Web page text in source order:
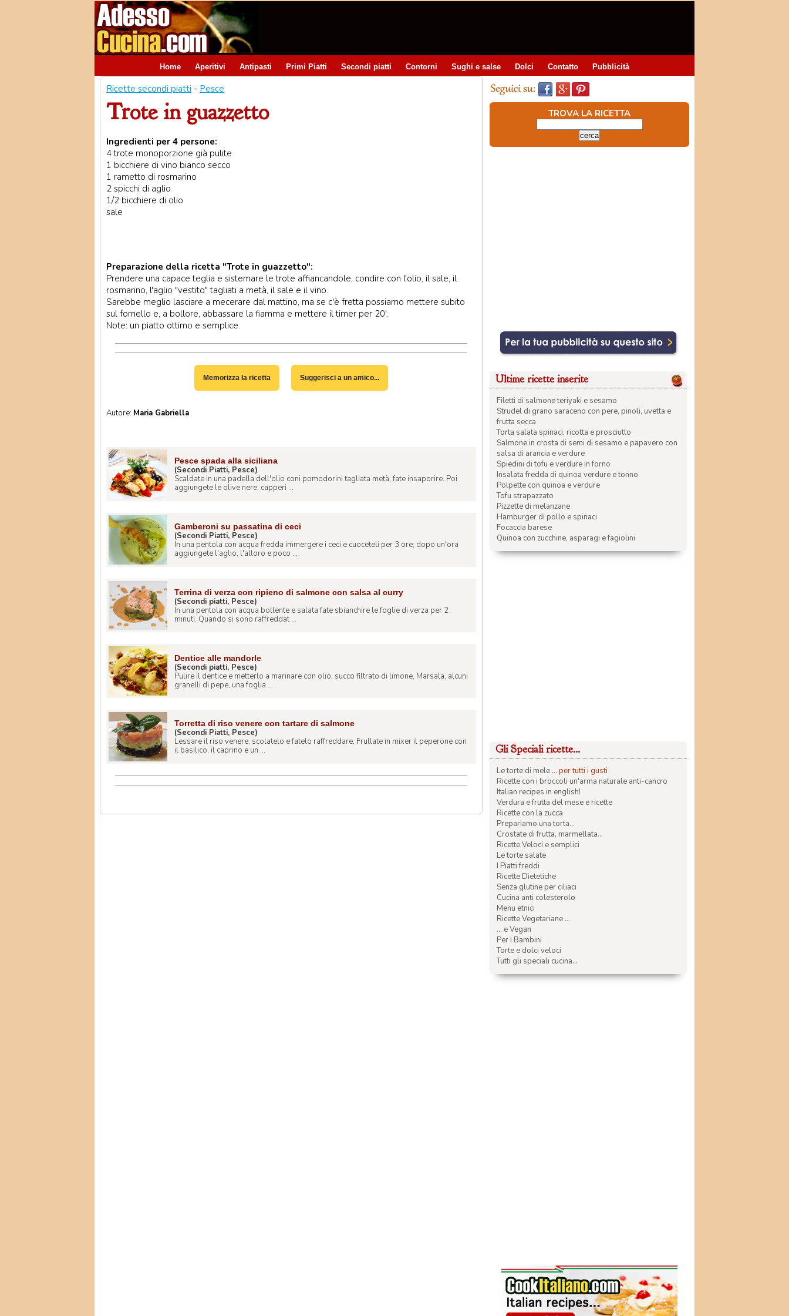
Home Aperitivi Antipasti Primi Piatti Secondi piatti Contorni Sughi e salse Dolci Contatto Pubblicità
Ricette secondi piatti - Pesce
Trote in guazzetto
Ingredienti per 4 persone:
4 trote monoporzione già pulite
1 bicchiere di vino bianco secco
1 rametto di rosmarino
2 spicchi di aglio
1/2 bicchiere di olio
sale
Preparazione della ricetta "Trote in guazzetto":
Prendere una capace teglia e sistemare le trote affiancandole, condire con l'olio, il sale, il
rosmarino, l'aglio "vestito" tagliati a metà, il sale e il vino.
Sarebbe meglio lasciare a mecerare dal mattino, ma se c'è fretta possiamo mettere subito
sul fornello e, a bollore, abbassare la fiamma e mettere il timer per 20'.
Note: un piatto ottimo e semplice.
Memorizza la ricetta Suggerisci a un amico...
Autore: Maria Gabriella
Pesce spada alla siciliana
(Secondi Piatti, Pesce)
Scaldate in una padella dell'olio coni pomodorini tagliata metà, fate insaporire. Poi
aggiungete le olive nere, capperi ...
Gamberoni su passatina di ceci
(Secondi Piatti, Pesce)
In una pentola con acqua fredda immergere i ceci e cuoceteli per 3 ore; dopo un'ora
aggiungete l'aglio, l'alloro e poco ...
Terrina di verza con ripieno di salmone con salsa al curry
(Secondi piatti, Pesce)
In una pentola con acqua bollente e salata fate sbianchire le foglie di verza per 2
minuti. Quando si sono raffreddat ...
Dentice alle mandorle
(Secondi piatti, Pesce)
Pulire il dentice e metterlo a marinare con olio, succo filtrato di limone, Marsala, alcuni
granelli di pepe, una foglia ...
Torretta di riso venere con tartare di salmone
(Secondi Piatti, Pesce)
Lessare il riso venere, scolatelo e fatelo raffreddare. Frullate in mixer il peperone con
il basilico, il caprino e un ...
TROVA LA RICETTA
Ultime ricette inserite
Filetti di salmone teriyaki e sesamo
Strudel di grano saraceno con pere, pinoli, uvetta e
frutta secca
Torta salata spinaci, ricotta e prosciutto
Salmone in crosta di semi di sesamo e papavero con
salsa di arancia e verdure
Spiedini di tofu e verdure in forno
Insalata fredda di quinoa verdure e tonno
Polpette con quinoa e verdure
Tofu strapazzato
Pizzette di melanzane
Hamburger di pollo e spinaci
Focaccia barese
Quinoa con zucchine, asparagi e fagiolini
Gli Speciali ricette...
Le torte di mele ... per tutti i gusti
Ricette con i broccoli un'arma naturale anti-cancro
Italian recipes in english!
Verdura e frutta del mese e ricette
Ricette con la zucca
Prepariamo una torta...
Crostate di frutta, marmellata...
Ricette Veloci e semplici
Le torte salate
I Piatti freddi
Ricette Dietetiche
Senza glutine per ciliaci
Cucina anti colesterolo
Menu etnici
Ricette Vegetariane ...
... e Vegan
Per i Bambini
Torte e dolci veloci
Tutti gli speciali cucina...